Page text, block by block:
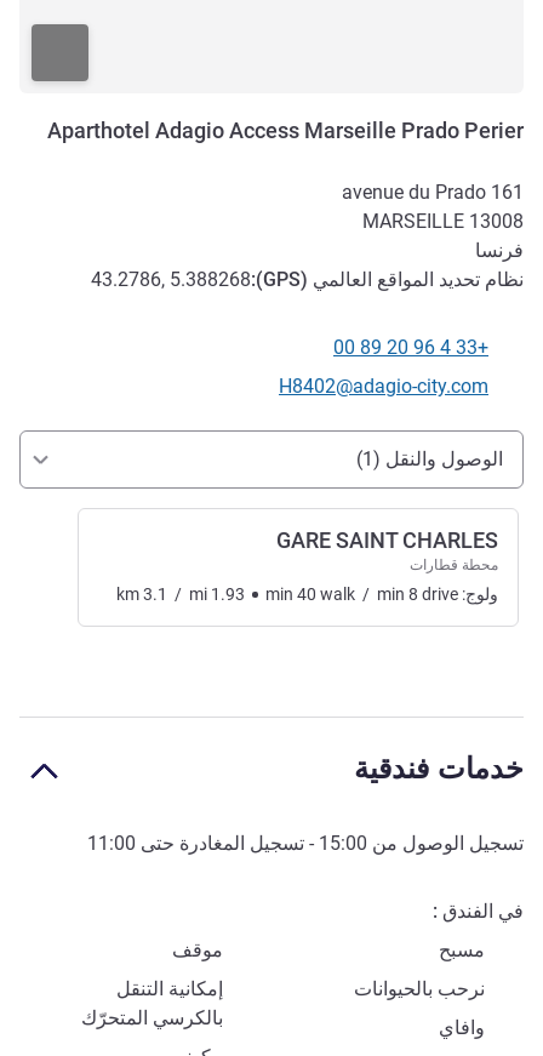
Aparthotel Adagio Access Marseille Prado Perier
161 avenue du Prado
13008
MARSEILLE
فرنسا
نظام تحديد المواقع العالمي (GPS
):
43.2786, 5.388268
الهاتف
+33 4 96 20 89 00
تواصل معنا عبر البريد الإلكتروني
H8402@adagio-city.com
الوصول والتنقل
الوصول والنقل (1)
GARE SAINT CHARLES
محطة قطارات
ولوج: km3.1 / mi 1.93 min 40 walk / min 8 drive
خدمات فندقية
تسجيل الوصول من 15:00 - تسجيل المغادرة حتى 11:00
في الفندق
مسبح
موقف
نرحب بالحيوانات
إمكانية التنقل
بالكرسي المتحرّك
وافاي